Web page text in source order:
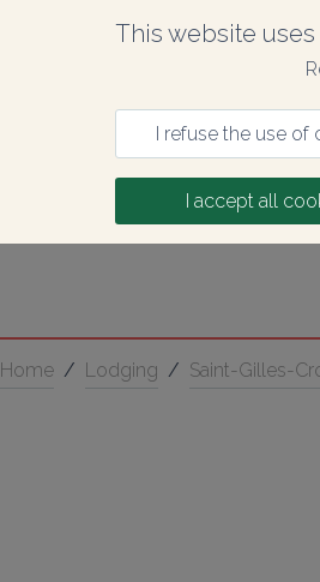
This website
I refuse the use of
I accept all
Home / Lodging / Saint-Gilles-